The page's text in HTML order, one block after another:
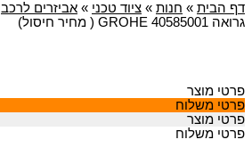
דף הבית » חנות » ציוד טכני » אביזרים לרכב
גרואה GROHE 40585001 ( מחיר חיסול)
פרטי מוצר
פרטי משלוח
פרטי מוצר
פרטי משלוח